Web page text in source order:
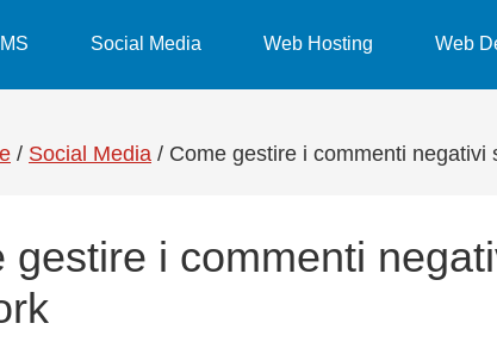
Social Media Web Hosting Web
/ Social Media / Come gestire i commenti negativi
gestire i commenti